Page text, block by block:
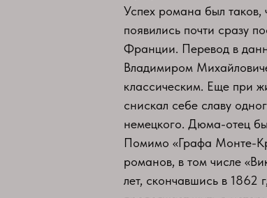
Успех романа был таков,
появились почти сразу
Франции. Перевод в
Владимиром
классическим. Еще при
снискал себе славу
немецкого. Дюма-отец
Помимо «Графа Монте-
романов, в том числе
лет, скончавшись в 1862